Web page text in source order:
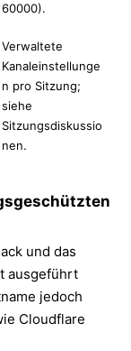
60000).
Verwaltete
Kanaleinstellunge
n pro Sitzung;
siehe
Sitzungsdiskussio
nen.
und das
ausgeführt
jedoch
Cloudflare